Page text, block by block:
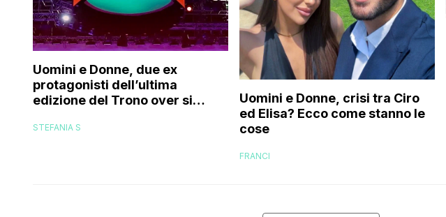
Uomini e Donne, due ex
protagonisti dell’ultima
edizione del Trono over si
programma: ecco chi sono
STEFANIA S
Uomini e Donne, crisi tra Ciro
ed Elisa? Ecco come stanno le
cose
FRANCI